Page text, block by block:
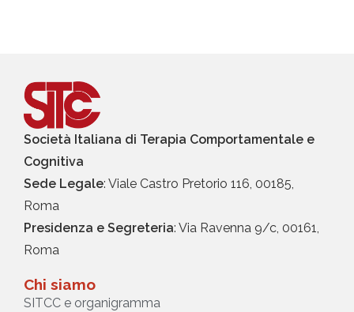
Società Italiana di Terapia Comportamentale e
Cognitiva
Sede Legale: Viale Castro Pretorio 116, 00185,
Roma
Presidenza e Segreteria: Via Ravenna 9/c, 00161,
Roma
Chi siamo
SITCC e organigramma